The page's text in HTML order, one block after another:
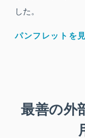
した。
パンフレットを
最善の外